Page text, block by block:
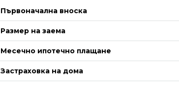
Първоначална вноска
Размер на заема
Месечно ипотечно плащане
Застраховка на дома